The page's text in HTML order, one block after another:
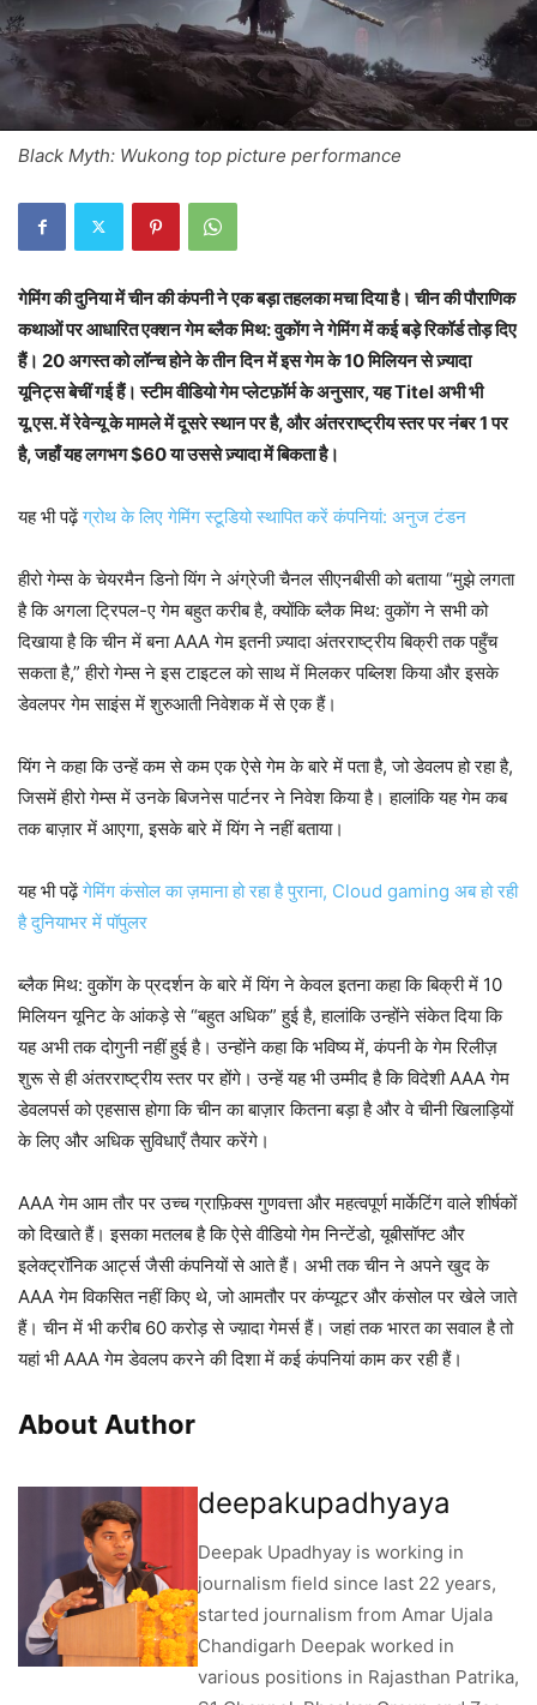
Black Myth: Wukong top picture performance
गेमिंग की दुनिया में चीन की कंपनी ने एक बड़ा तहलका मचा दिया है। चीन की पौराणिक
कथाओं पर आधारित एक्शन गेम ब्लैक मिथ: वुकोंग ने गेमिंग में कई बड़े रिकॉर्ड तोड़ दिए
हैं। 20 अगस्त को लॉन्च होने के तीन दिन में इस गेम के 10 मिलियन से ज़्यादा
यूनिट्स बेचीं गई हैं। स्टीम वीडियो गेम प्लेटफ़ॉर्म के अनुसार, यह Titel अभी भी
यू.एस. में रेवेन्यू के मामले में दूसरे स्थान पर है, और अंतरराष्ट्रीय स्तर पर नंबर 1 पर
है, जहाँ यह लगभग $60 या उससे ज़्यादा में बिकता है।
यह भी पढ़ेंग्रोथ के लिए गेमिंग स्टूडियो स्थापित करें कंपनियां: अनुज टंडन
हीरो गेम्स के चेयरमैन डिनो यिंग ने अंग्रेजी चैनल सीएनबीसी को बताया “मुझे लगता
है कि अगला ट्रिपल-ए गेम बहुत करीब है, क्योंकि ब्लैक मिथ: वुकोंग ने सभी को
दिखाया है कि चीन में बना AAA गेम इतनी ज़्यादा अंतरराष्ट्रीय बिक्री तक पहुँच
सकता है,” हीरो गेम्स ने इस टाइटल को साथ में मिलकर पब्लिश किया और इसके
डेवलपर गेम साइंस में शुरुआती निवेशक में से एक हैं।
यिंग ने कहा कि उन्हें कम से कम एक ऐसे गेम के बारे में पता है, जो डेवलप हो रहा है,
जिसमें हीरो गेम्स में उनके बिजनेस पार्टनर ने निवेश किया है। हालांकि यह गेम कब
तक बाज़ार में आएगा, इसके बारे में यिंग ने नहीं बताया।
यह भी पढ़ेंगेमिंग कंसोल का ज़माना हो रहा है पुराना, Cloud gaming अब हो रही
है दुनियाभर में पॉपुलर
ब्लैक मिथ: वुकोंग के प्रदर्शन के बारे में यिंग ने केवल इतना कहा कि बिक्री में 10
मिलियन यूनिट के आंकड़े से “बहुत अधिक” हुई है, हालांकि उन्होंने संकेत दिया कि
यह अभी तक दोगुनी नहीं हुई है। उन्होंने कहा कि भविष्य में, कंपनी के गेम रिलीज़
शुरू से ही अंतरराष्ट्रीय स्तर पर होंगे। उन्हें यह भी उम्मीद है कि विदेशी AAA गेम
डेवलपर्स को एहसास होगा कि चीन का बाज़ार कितना बड़ा है और वे चीनी खिलाड़ियों
के लिए और अधिक सुविधाएँ तैयार करेंगे।
AAA गेम आम तौर पर उच्च ग्राफ़िक्स गुणवत्ता और महत्वपूर्ण मार्केटिंग वाले शीर्षकों
को दिखाते हैं। इसका मतलब है कि ऐसे वीडियो गेम निन्टेंडो, यूबीसॉफ्ट और
इलेक्ट्रॉनिक आर्ट्स जैसी कंपनियों से आते हैं। अभी तक चीन ने अपने खुद के
AAA गेम विकसित नहीं किए थे, जो आमतौर पर कंप्यूटर और कंसोल पर खेले जाते
हैं। चीन में भी करीब 60 करोड़ से ज्य़ादा गेमर्स हैं। जहां तक भारत का सवाल है तो
यहां भी AAA गेम डेवलप करने की दिशा में कई कंपनियां काम कर रही हैं।
About Author
deepakupadhyaya
Deepak Upadhyay is working in
journalism field since last 22 years,
started journalism from Amar Ujala
Chandigarh Deepak worked in
various positions in Rajasthan Patrika,